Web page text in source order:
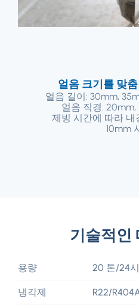
얼음 크기를 맞
얼음 길이: 30mm,
얼음 직경: 20mm,
제빙 시간에 따라
10mm
기술적인
용량 20 톤/24
냉각제 R22/